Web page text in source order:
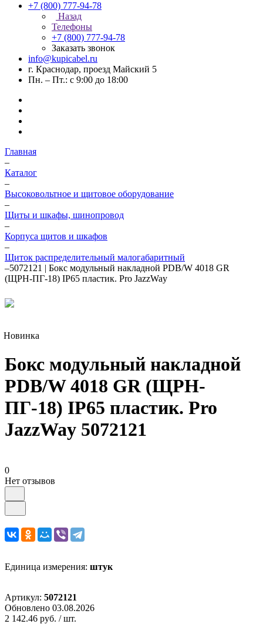
+7 (800) 777-94-78
Назад
Телефоны
+7 (800) 777-94-78
Заказать звонок
info@kupicabel.ru
г. Краснодар, проезд Майский 5
Пн. – Пт.: с 9:00 до 18:00
Главная
–
Каталог
–
Высоковольтное и щитовое оборудование
–
Щиты и шкафы, шинопровод
–
Корпуса щитов и шкафов
–
Щиток распределительный малогабаритный
–5072121 | Бокс модульный накладной PDB/W 4018 GR
(ЩРН-ПГ-18) IP65 пластик. Pro JazzWay
Новинка
Бокс модульный накладной
PDB/W 4018 GR (ЩРН-
ПГ-18) IP65 пластик. Pro
JazzWay 5072121
0
Нет отзывов
Единица измерения: штук
Артикул: 5072121
Обновлено 03.08.2026
2 142.46 руб. / шт.